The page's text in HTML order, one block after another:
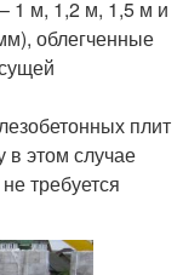
1 м, 1,2 м, 1,5 м и
облегченные
плит
в этом случае
требуется